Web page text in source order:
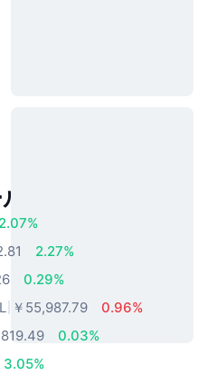
ドアセット
2.07%
2.27%
0.29%
￥55,987.79
0.96%
0.03%
3.05%